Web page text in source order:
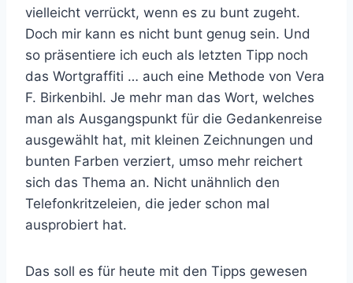
vielleicht verrückt, wenn es zu bunt zugeht.
Doch mir kann es nicht bunt genug sein. Und
so präsentiere ich euch als letzten Tipp noch
das Wortgraffiti … auch eine Methode von Vera
F. Birkenbihl. Je mehr man das Wort, welches
man als Ausgangspunkt für die Gedankenreise
ausgewählt hat, mit kleinen Zeichnungen und
bunten Farben verziert, umso mehr reichert
sich das Thema an. Nicht unähnlich den
Telefonkritzeleien, die jeder schon mal
ausprobiert hat.
Das soll es für heute mit den Tipps gewesen